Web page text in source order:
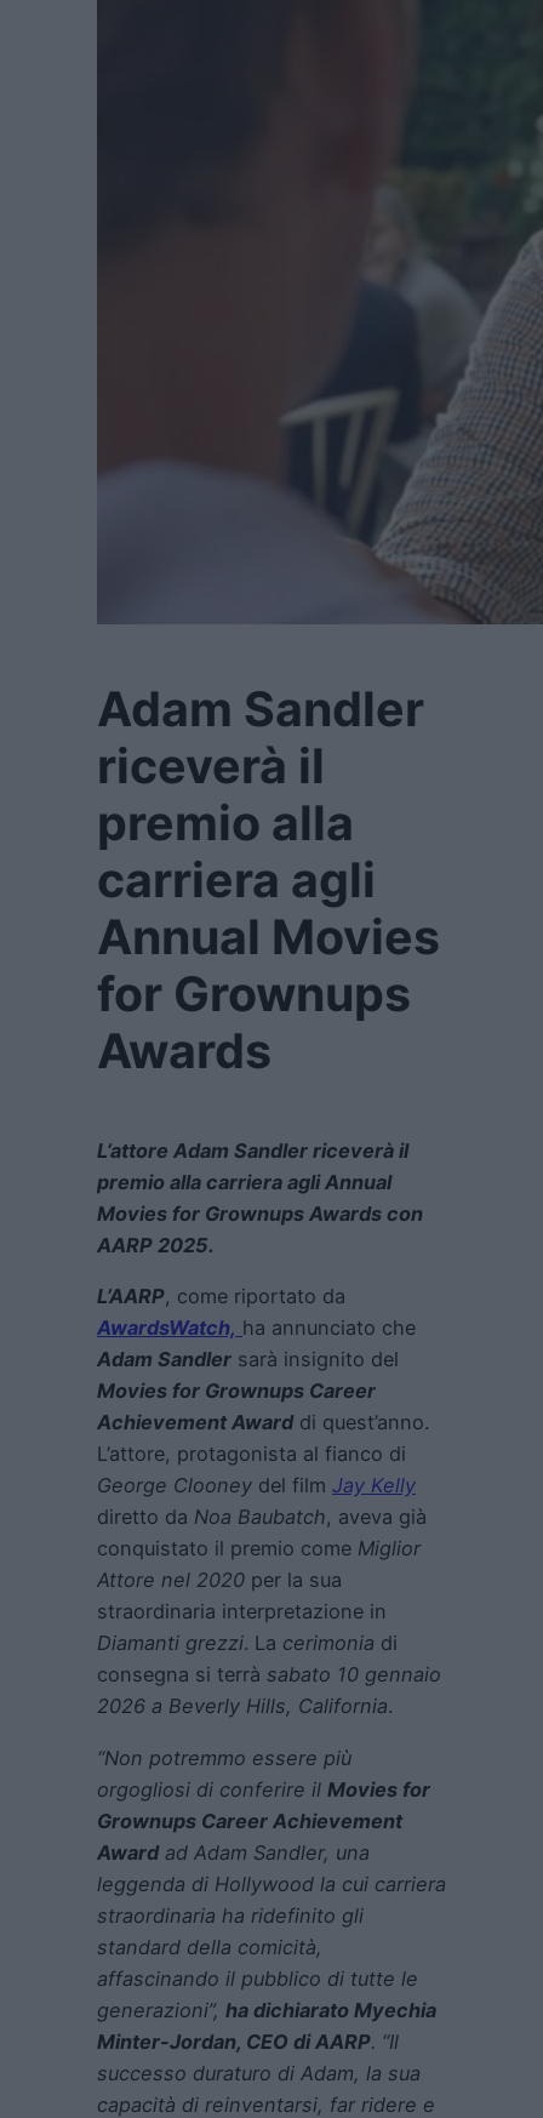
Adam Sandler
riceverà il
premio alla
carriera agli
Annual Movies
for Grownups
Awards
L’attore Adam Sandler riceverà il
premio alla carriera agli Annual
Movies for Grownups Awards con
AARP 2025.
L’AARP, come riportato da
AwardsWatch, ha annunciato che
Adam Sandler sarà insignito del
Movies for Grownups Career
Achievement Awarddi quest’anno.
L’attore, protagonista al fianco di
George Clooney del film Jay Kelly
diretto da Noa Baubatch, aveva già
conquistato il premio come Miglior
Attore nel 2020 per la sua
straordinaria interpretazione in
Diamanti grezzi. La cerimonia di
consegna si terrà sabato 10 gennaio
2026 a Beverly Hills, California.
“Non potremmo essere più
orgogliosi di conferire il Movies for
Grownups Career Achievement
Awardad Adam Sandler, una
leggenda di Hollywood la cui carriera
straordinaria ha ridefinito gli
standard della comicità,
affascinando il pubblico di tutte le
generazioni”, ha dichiarato Myechia
Minter-Jordan, CEO di AARP. “Il
successo duraturo di Adam, la sua
capacità di reinventarsi, far ridere e